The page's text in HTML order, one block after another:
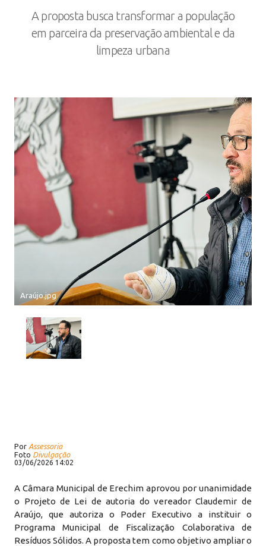
A proposta busca transformar a população
em parceira da preservação ambiental e da
limpeza urbana
Araújo.jpg
Por Assessoria
Foto Divulgação
03/06/2026 14:02
A Câmara Municipal de Erechim aprovou por unanimidade
o Projeto de Lei de autoria do vereador Claudemir de
Araújo, que autoriza o Poder Executivo a instituir o
Programa Municipal de Fiscalização Colaborativa de
Resíduos Sólidos. A proposta tem como objetivo ampliar o